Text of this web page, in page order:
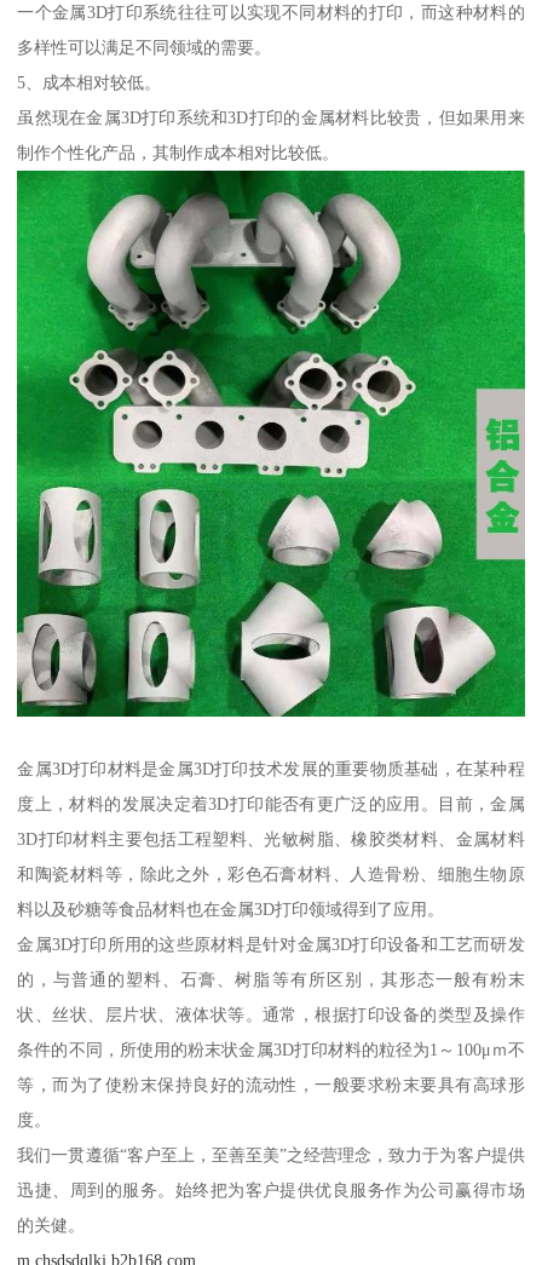
一个金属3D打印系统往往可以实现不同材料的打印，而这种材料的
多样性可以满足不同领域的需要。
5、成本相对较低。
虽然现在金属3D打印系统和3D打印的金属材料比较贵，但如果用来
制作个性化产品，其制作成本相对比较低。
金属3D打印材料是金属3D打印技术发展的重要物质基础，在某种程
度上，材料的发展决定着3D打印能否有更广泛的应用。目前，金属
3D打印材料主要包括工程塑料、光敏树脂、橡胶类材料、金属材料
和陶瓷材料等，除此之外，彩色石膏材料、人造骨粉、细胞生物原
料以及砂糖等食品材料也在金属3D打印领域得到了应用。
金属3D打印所用的这些原材料是针对金属3D打印设备和工艺而研发
的，与普通的塑料、石膏、树脂等有所区别，其形态一般有粉末
状、丝状、层片状、液体状等。通常，根据打印设备的类型及操作
条件的不同，所使用的粉末状金属3D打印材料的粒径为1～100μｍ不
等，而为了使粉末保持良好的流动性，一般要求粉末要具有高球形
度。
我们一贯遵循“客户至上，至善至美”之经营理念，致力于为客户提供
迅捷、周到的服务。始终把为客户提供优良服务作为公司赢得市场
的关健。
m.chsdsdqlkj.b2b168.com